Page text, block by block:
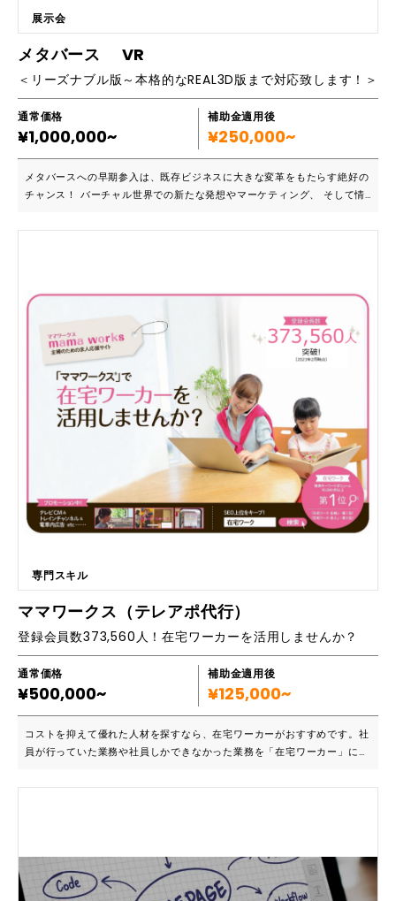
展示会
メタバース VR
＜リーズナブル版～本格的なREAL3D版まで対応致します！＞
通常価格
¥1,000,000~
補助金適用後
¥250,000~
メタバースへの早期参入は、既存ビジネスに大きな変革をもたらす絶好の
チャンス！ バーチャル世界での新たな発想やマーケティング、 そして情
世界を拡張するための新たなフロンティア空間であり、 様々な経済活動
タバースも同等かそれ以上のインパクトを持って運用展開が拡がると予想
されています。 事業者が仮想空間の活用ビジネスに参入するメリットと
は何か？ まず、仮想空間を利用するメリットとして「場所・空間、人数
等の物理的な制約がない」「非現実的・非日常的な体験」「他者と気軽に
交流できるコミュニティ」の3点があり、その上で、仮想空間を活用する
目的として「新規事業」「マーケティング」「生産性向上」があるとされ
ています。 ■こんな方におすすめです ・ビジネス展開を模索する企業経
営者 ・リモートワークを推進する企業の担当者 ・Fortnite上にゲームを
展開してPRや収益を目指したい方 リアルなビジネス空間を超え、新たな
可能性を切り拓くメタバース。コミュニケーション、創造性、ビジネス展
開、すべてが一体となる次世代のリアル体験を提供します。 ■資料 左
の「資料・カタログなど」からPDF版を御覧頂けます。 ■主要機能一覧 ・
仮想空間内での会議やイベントの開催 ・製品展示や試着体験の実現 ・リ
アルタイムでのコラボレーションや共同作業 ・エンターテインメントや
00,000～40,000,000円
専門スキル
ママワークス（テレアポ代行）
登録会員数373,560人！在宅ワーカーを活用しませんか？
通常価格
¥500,000~
補助金適用後
¥125,000~
コストを抑えて優れた人材を探すなら、在宅ワーカーがおすすめです。社
員が行っていた業務や社員しかできなかった業務を「在宅ワーカー」にへ
に悩んでいる企業様 ・実務経験があるスキルの高いスタッフの採用に苦
依頼ができます。人材日が抑えられ、コスト削減の面でもプラスです。 ■
ご発注実績 ・コールスタッフ業務 ・ライティング業務 ・パワーポイント
資料作成 ・採用アシスタント ・経理・事務 ・グラフィックデザイン